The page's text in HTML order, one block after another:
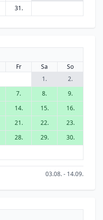
31.
Fr Sa
So
1.
2.
7. 8.
9.
14. 15.
16.
21. 22.
23.
28. 29.
30.
03.08. - 14.09.